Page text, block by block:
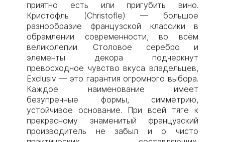
приятно есть или пригубить вино.
Кристофль (Christofle) — большое
разнообразие французской классики в
обрамлении современности, во всём
великолепии. Столовое серебро и
элементы декора подчеркнут
превосходное чувство вкуса владельцев,
Exclusiv — это гарантия огромного выбора.
Каждое наименование имеет
безупречные формы, симметрию,
устойчивое основание. При всей тяге к
прекрасному знаменитый французский
производитель не забыл и о чисто